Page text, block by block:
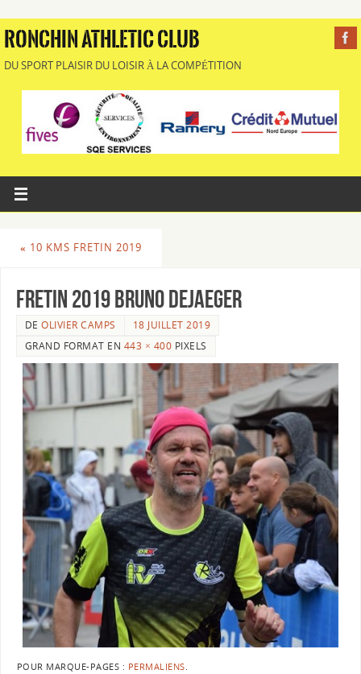
RONCHIN ATHLETIC CLUB
DU SPORT PLAISIR DU LOISIR À LA COMPÉTITION
« 10 KMS FRETIN 2019
FRETIN 2019 Bruno DEJAEGER
DEOLIVIER CAMPS
18 JUILLET 2019
GRAND FORMAT EN 443 × 400 PIXELS
POUR MARQUE-PAGES : PERMALIENS.